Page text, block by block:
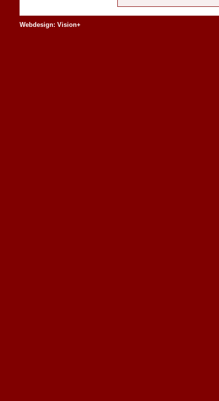
Webdesign: Vision+